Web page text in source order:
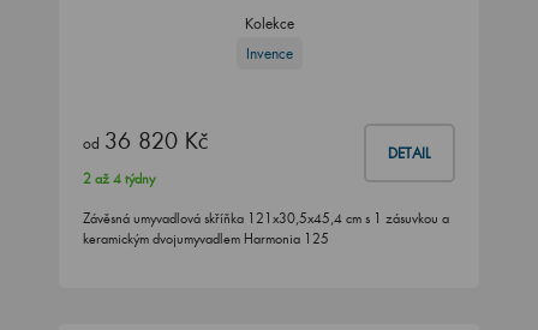
Kolekce
Invence
od 36 820 Kč DETAIL
2 až 4 týdny
Závěsná umyvadlová skříňka 121x30,5x45,4 cm s 1 zásuvkou a
keramickým dvojumyvadlem Harmonia 125